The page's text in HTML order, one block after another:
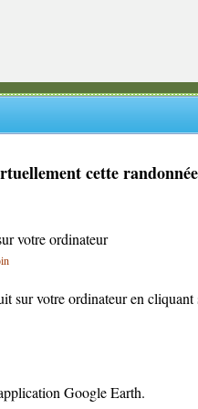
cette
votre ordinateur
sur votre ordinateur en cliquant
Google Earth.